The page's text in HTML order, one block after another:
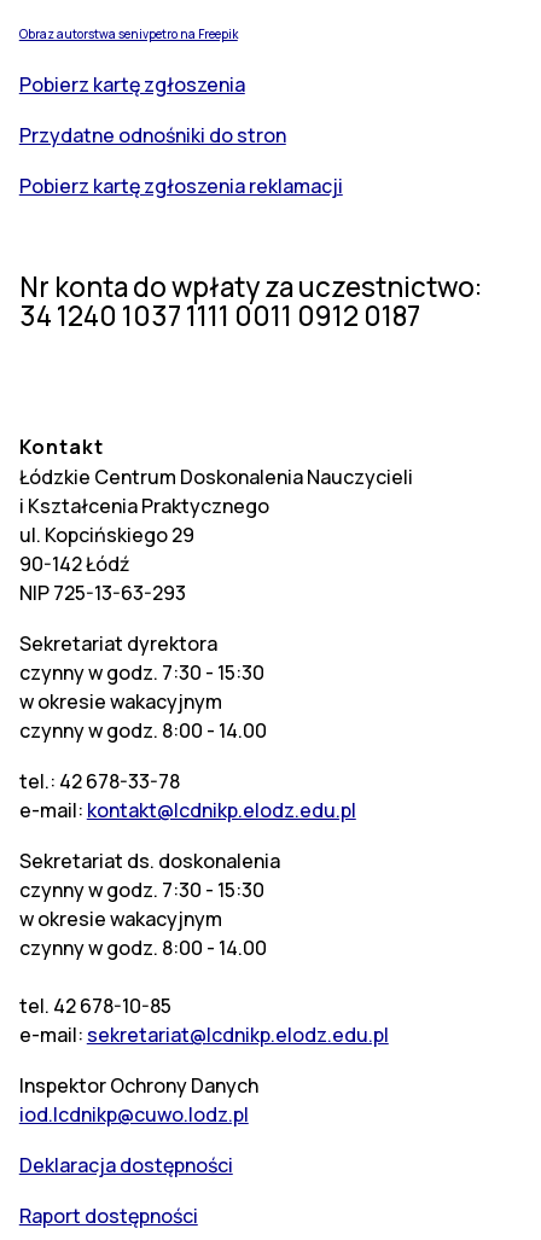
Obraz autorstwa senivpetro na Freepik
Pobierz kartę zgłoszenia
Przydatne odnośniki do stron
Pobierz kartę zgłoszenia reklamacji
Nr konta do wpłaty za uczestnictwo:
34 1240 1037 1111 0011 0912 0187
Kontakt
Łódzkie Centrum Doskonalenia Nauczycieli
i Kształcenia Praktycznego
ul. Kopcińskiego 29
90-142 Łódź
NIP 725-13-63-293
Sekretariat dyrektora
czynny w godz. 7:30 - 15:30
w okresie wakacyjnym
czynny w godz. 8:00 - 14.00
tel.: 42 678-33-78
e-mail: kontakt@lcdnikp.elodz.edu.pl
Sekretariat ds. doskonalenia
czynny w godz. 7:30 - 15:30
w okresie wakacyjnym
czynny w godz. 8:00 - 14.00
tel. 42 678-10-85
e-mail:sekretariat@lcdnikp.elodz.edu.pl
Inspektor Ochrony Danych
iod.lcdnikp@cuwo.lodz.pl
Deklaracja dostępności
Raport dostępności